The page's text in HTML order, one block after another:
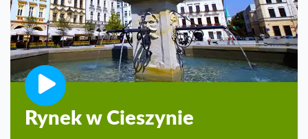
Rynek w Cieszynie